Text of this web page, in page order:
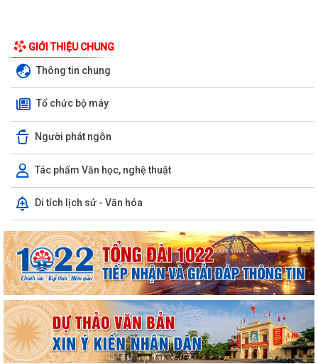
GIỚI THIỆU CHUNG
Thông tin chung
Tổ chức bộ máy
Người phát ngôn
Tác phẩm Văn học, nghệ thuật
Di tích lịch sử - Văn hóa
UBND phường triển khai công tác khám sức khoẻ định kỳ, khám sàng
lọc miễn phí cho người dân trên...
Ban đại diện Hội đồng quản trị Ngân hàng Chính sách xã hội phường
Kiến An tổ chức phiên họp giao...
TỪ NGÀY 08/8/2026: NHIỀU THỦ TỤC HÀNH CHÍNH TRỰC TUYẾN TẠI
Chi bộ trường Tiểu học Quang Trung kết nạp Đảng viên mới
Tổ Đại biểu số 05 HĐND thành phố tiếp xúc cử tri sau Kỳ họp thường lệ
giữa năm 2026 HĐND thành phố...
Hội nghị tập huấn công tác Đoàn và phong trào thanh thiếu nhi năm
2026
Công văn số: 20/CV-TYT của Trạm y tế phường v/v công khai số điện
thoại đường dây nóng tiếp nhận...
Lớp bồi dưỡng kiến thức An ninh phi truyền thống và Quản trị an ninh
phi truyền thống năm 2026